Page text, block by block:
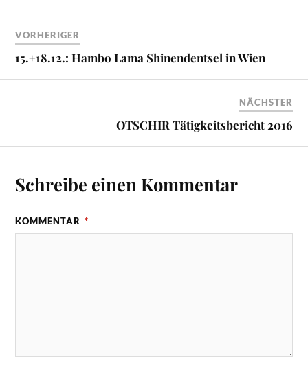
VORHERIGER
15.+18.12.: Hambo Lama Shinendentsel in Wien
NÄCHSTER
OTSCHIR Tätigkeitsbericht 2016
Schreibe einen Kommentar
KOMMENTAR *